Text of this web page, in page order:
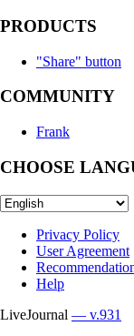
PRODUCTS
"Share" button
COMMUNITY
Frank
CHOOSE
Privacy Policy
User Agreement
Help
LiveJournal — v.931